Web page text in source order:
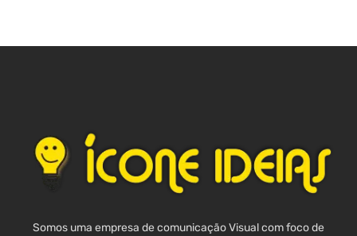
Somos uma empresa de comunicação Visual com foco de